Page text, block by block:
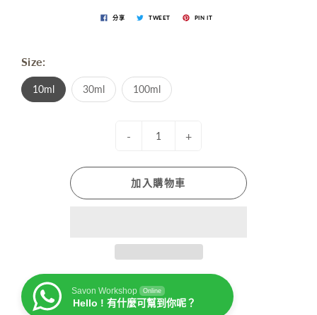
分享 TWEET PIN IT
Size:
10ml 30ml 100ml
- +
加入購物車
Savon Workshop Online
Hello ! 有什麼可幫到你呢？